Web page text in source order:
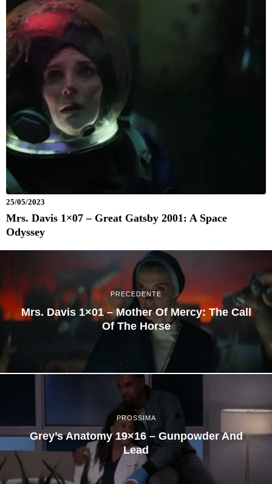
25/05/2023
Mrs. Davis 1×07 – Great Gatsby 2001: A Space
Odyssey
PRECEDENTE
Mrs. Davis 1×01 – Mother Of Mercy: The Call
Of The Horse
PROSSIMA
Grey’s Anatomy 19×16 – Gunpowder And
Lead